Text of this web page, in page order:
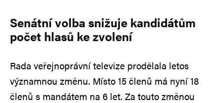
Senátní volba snižuje kandidátům
počet hlasů ke zvolení
Rada veřejnoprávní televize prodělala letos
významnou změnu. Místo 15 členů má nyní 18
členů s mandátem na 6 let. Za touto změnou